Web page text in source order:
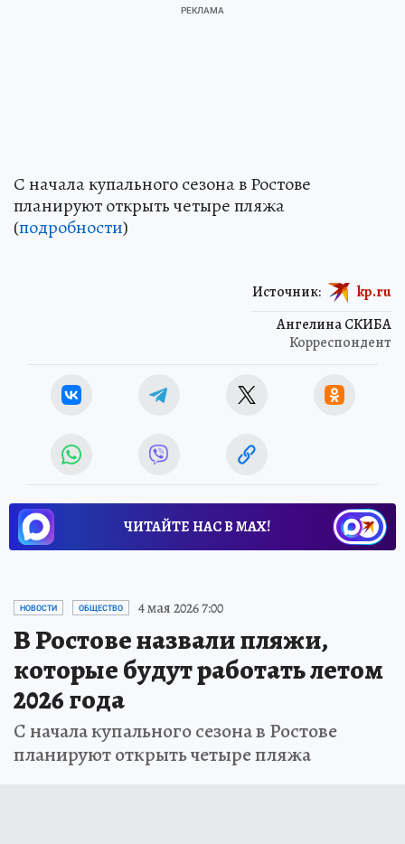
С начала купального сезона в Ростове
планируют открыть четыре пляжа
(подробности)
Ангелина СКИБА
Корреспондент
Источник: kp.ru
ЧИТАЙТЕ НАС В МАХ!
НОВОСТИ ОБЩЕСТВО 4 мая 2026 7:00
В Ростове назвали пляжи,
которые будут работать летом
2026 года
С начала купального сезона в Ростове
планируют открыть четыре пляжа